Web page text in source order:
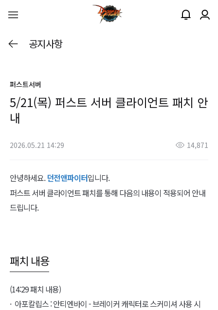
공지사항
퍼스트서버
5/21(목) 퍼스트 서버 클라이언트 패치 안
내
2026.05.21 14:29 14,871
안녕하세요.던전앤파이터입니다.
퍼스트 서버 클라이언트 패치를 통해 다음의 내용이 적용되어 안내
드립니다.
패치 내용
(14:29 패치 내용)
아포칼립스 : 안티엔바이 - 브레이커 캐릭터로 스커미셔 사용 시